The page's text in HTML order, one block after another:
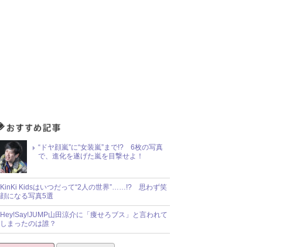
“ドヤ顔嵐”に“女装嵐”まで!? 6枚の写真
で、進化を遂げた嵐を目撃せよ！
KinKi Kidsはいつだって“2人の世界”……!? 思わず笑
顔になる写真5選
Hey!Say!JUMP山田涼介に「痩せろブス」と言われて
しまったのは誰？